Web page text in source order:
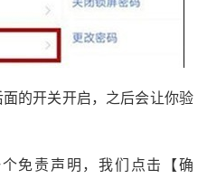
的开关开启，之后会让你验
免责声明，我们点击【确